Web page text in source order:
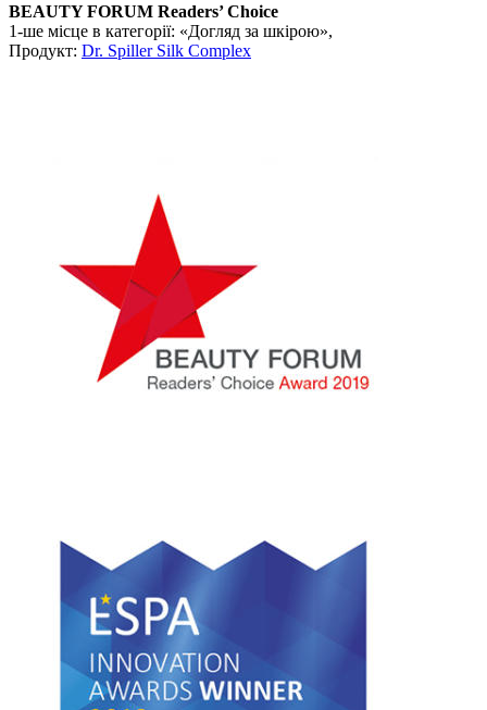
BEAUTY FORUM Readers’ Choice
1-ше місце в категорії: «Догляд за шкірою»,
Продукт: Dr. Spiller Silk Complex